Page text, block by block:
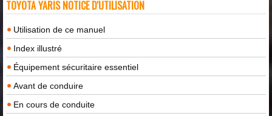
TOYOTA YARIS NOTICE D'UTILISATION
Utilisation de ce manuel
Index illustré
Équipement sécuritaire essentiel
Avant de conduire
En cours de conduite